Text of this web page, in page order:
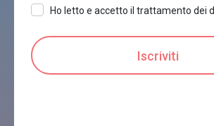
Ho letto e accetto il trattamento dei